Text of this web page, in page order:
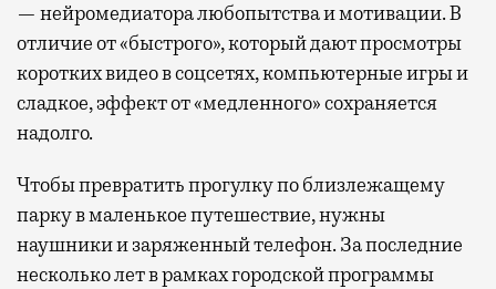
— нейромедиатора любопытства и мотивации. В
отличие от «быстрого», который дают просмотры
коротких видео в соцсетях, компьютерные игры и
сладкое, эффект от «медленного» сохраняется
надолго.
Чтобы превратить прогулку по близлежащему
парку в маленькое путешествие, нужны
наушники и заряженный телефон. За последние
несколько лет в рамках городской программы